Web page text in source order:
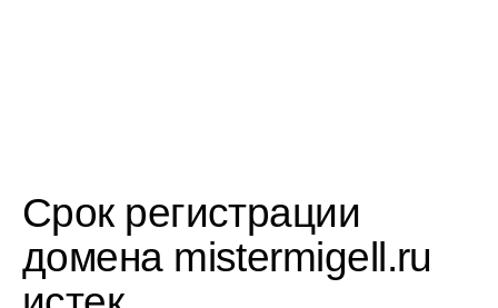
Срок регистрации
домена mistermigell.ru